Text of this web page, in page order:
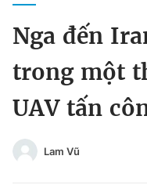
Chuyên mục
Chuyên mục khác
Đổi mật khẩu
Tin đã lưu
Tin đã xem
Đăng xuất
Nga đến
trong một
UAV tấn
Lam Vũ